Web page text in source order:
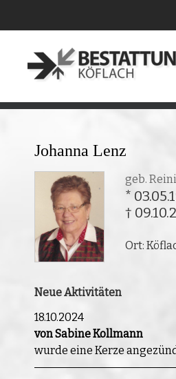
Johanna Lenz
geb.
*
†
Ort:
Neue Aktivitäten
18.10.2024
von Sabine Kollmann
wurde eine Kerze